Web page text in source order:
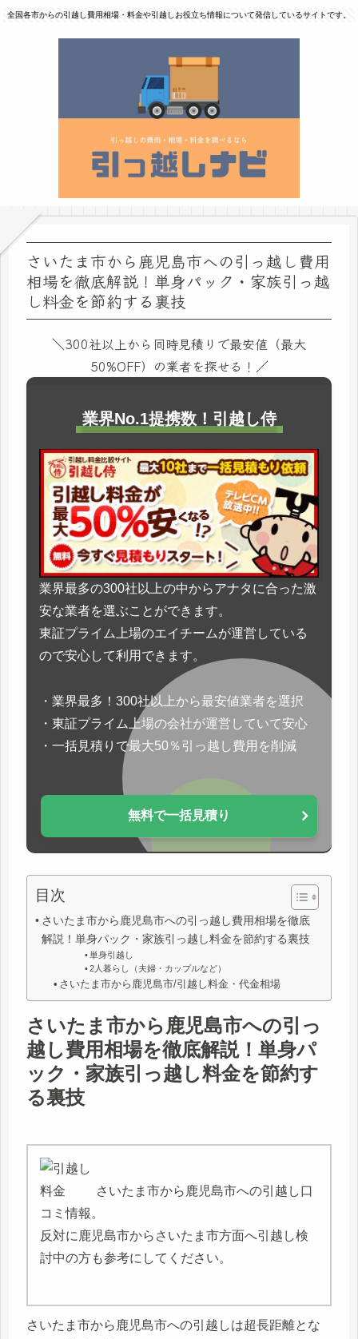
全国各市からの引越し費用相場・料金や引越しお役立ち情報について発信しているサイトです。
さいたま市から鹿児島市への引っ越し費用
相場を徹底解説！単身パック・家族引っ越
し料金を節約する裏技
＼300社以上から同時見積りで最安値（最大
50%OFF）の業者を探せる！／
業界No.1提携数！引越し侍
業界最多の300社以上の中からアナタに合った激
安な業者を選ぶことができます。
東証プライム上場のエイチームが運営している
ので安心して利用できます。
・業界最多！300社以上から最安値業者を選択
・東証プライム上場の会社が運営していて安心
・一括見積りで最大50％引っ越し費用を削減
無料で一括見積り
目次
さいたま市から鹿児島市への引っ越し費用相場を徹底
解説！単身パック・家族引っ越し料金を節約する裏技
単身引越し
2人暮らし（夫婦・カップルなど）
さいたま市から鹿児島市/引越し料金・代金相場
さいたま市から鹿児島市への引っ
越し費用相場を徹底解説！単身パ
ック・家族引っ越し料金を節約す
る裏技
さいたま市から鹿児島市への引越し口
コミ情報。
反対に鹿児島市からさいたま市方面へ引越し検
討中の方も参考にしてください。
さいたま市から鹿児島市への引越しは超長距離とな